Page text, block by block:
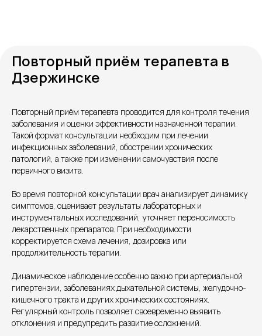
Повторный приём терапевта в
Дзержинске
Повторный приём терапевта проводится для контроля течения
заболевания и оценки эффективности назначенной терапии.
Такой формат консультации необходим при лечении
инфекционных заболеваний, обострении хронических
патологий, а также при изменении самочувствия после
первичного визита.
Во время повторной консультации врач анализирует динамику
симптомов, оценивает результаты лабораторных и
инструментальных исследований, уточняет переносимость
лекарственных препаратов. При необходимости
корректируется схема лечения, дозировка или
продолжительность терапии.
Динамическое наблюдение особенно важно при артериальной
гипертензии, заболеваниях дыхательной системы, желудочно-
кишечного тракта и других хронических состояниях.
Регулярный контроль позволяет своевременно выявить
отклонения и предупредить развитие осложнений.
Контакты
+7 8313 248 248
Единый номер
Петрищева д.35.пом.3
Патоличева 21Д,П.1
На ремонте
Новый